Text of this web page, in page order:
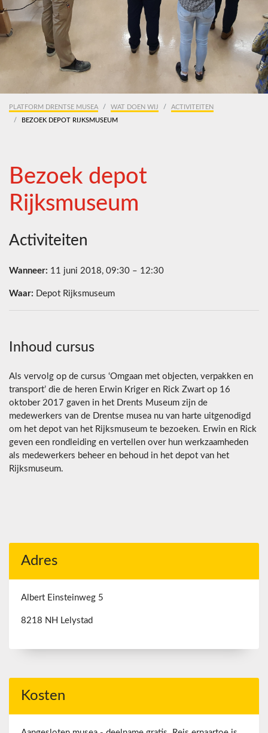
PLATFORM DRENTSE MUSEA WAT DOEN WIJ
ACTIVITEITEN
BEZOEK DEPOT RIJKSMUSEUM
Bezoek depot
Rijksmuseum
Activiteiten
Wanneer: 11 juni 2018, 09:30 – 12:30
Waar: Depot Rijksmuseum
Inhoud cursus
Als vervolg op de cursus ‘Omgaan met objecten, verpakken en
transport’ die de heren Erwin Kriger en Rick Zwart op 16
oktober 2017 gaven in het Drents Museum zijn de
medewerkers van de Drentse musea nu van harte uitgenodigd
om het depot van het Rijksmuseum te bezoeken. Erwin en Rick
geven een rondleiding en vertellen over hun werkzaamheden
als medewerkers beheer en behoud in het depot van het
Rijksmuseum.
Adres
Albert Einsteinweg 5
8218 NH Lelystad
Kosten